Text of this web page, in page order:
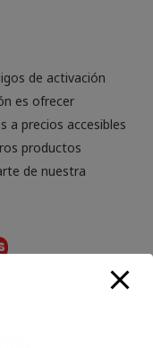
de activación
es ofrecer
a precios accesibles
productos
de nuestra